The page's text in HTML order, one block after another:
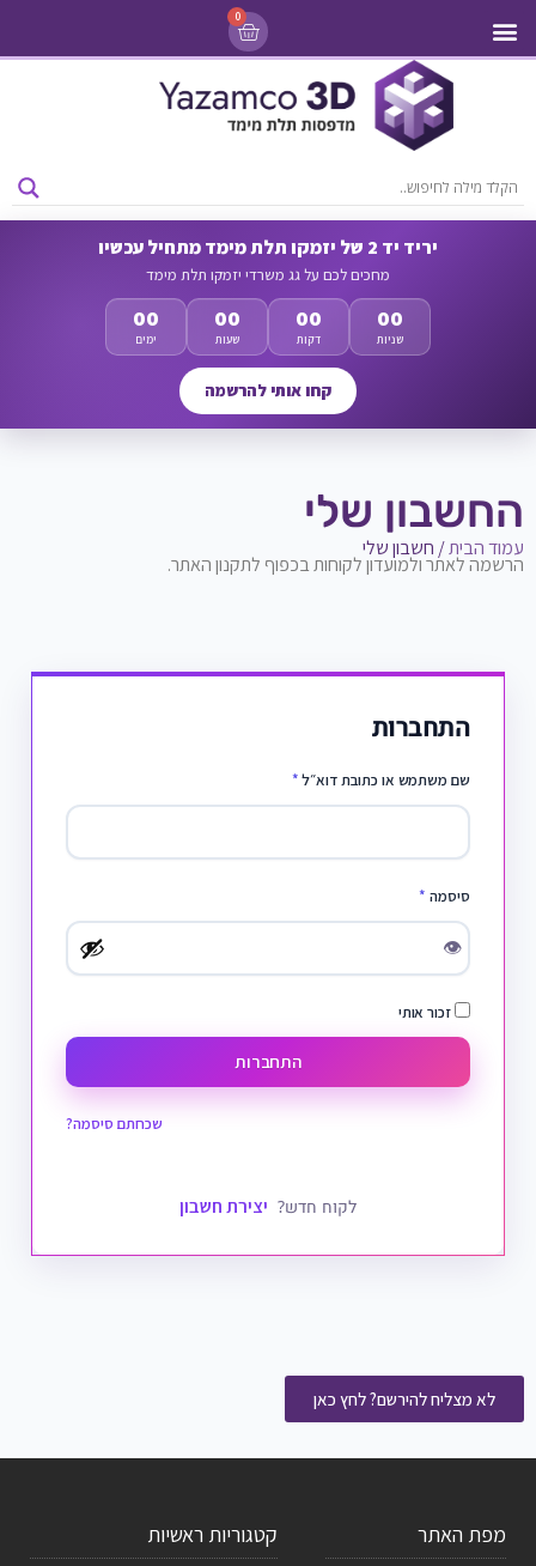
0
יריד יד 2 של יזמקו תלת מימד מתחיל עכשיו
מחכים לכם על גג משרדי יזמקו תלת מימד
00
ימים
00
שעות
00
דקות
00
שניות
קחו אותי להרשמה
החשבון שלי
עמוד הבית/ חשבון שלי
הרשמה לאתר ולמועדון לקוחות בכפוף לתקנון האתר.
התחברות
שם משתמש או כתובת דוא״ל*
סיסמה *
👁
זכור אותי
התחברות
שכחתם סיסמה?
לקוח חדש? יצירת חשבון
לא מצליח להירשם? לחץ כאן
מפת האתר קטגוריות ראשיות